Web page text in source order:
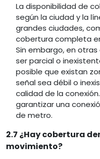
La disponibilidad de
según la ciudad y la
grandes ciudades,
cobertura completa
Sin embargo, en
ser parcial o
posible que existan
señal sea débil o
calidad de la
garantizar una
de metro.
2.7 ¿Hay cobertura
movimiento?